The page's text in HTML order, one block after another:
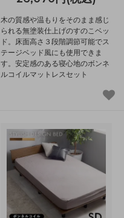
木の質感や温もりをそのまま感じ
られる無塗装仕上げのすのこベッ
ド。床面高さ３段階調節可能でス
テージベッド風にも使用できま
す。安定感のある寝心地のボンネ
ルコイルマットレスセット